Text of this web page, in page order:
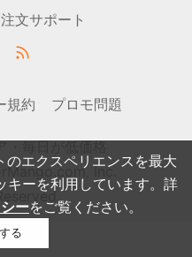
エクスペリエンスを最大
キーを利用しています。詳
ーをご覧ください。
る
文サポート
規約 プロモ問題
・毎日が低価格
Inc.